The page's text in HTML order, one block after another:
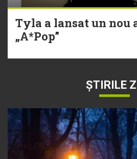
Tyla a lansat un nou
„A*Pop”
ȘTIRILE